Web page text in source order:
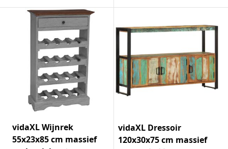
vidaXL Wijnrek
55x23x85 cm massief
vidaXL Dressoir
120x30x75 cm massief